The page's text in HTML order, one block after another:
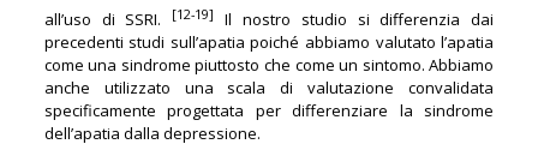
all’uso di SSRI.
[12-19]Il nostro studio si differenzia dai
precedenti studi sull’apatia poiché abbiamo valutato l’apatia
come una sindrome piuttosto che come un sintomo. Abbiamo
anche utilizzato una scala di valutazione convalidata
specificamente progettata per differenziare la sindrome
dell’apatia dalla depressione.